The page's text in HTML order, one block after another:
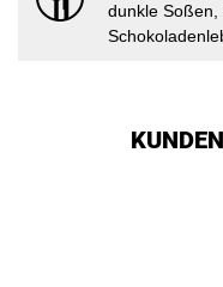
dunkle Soßen,